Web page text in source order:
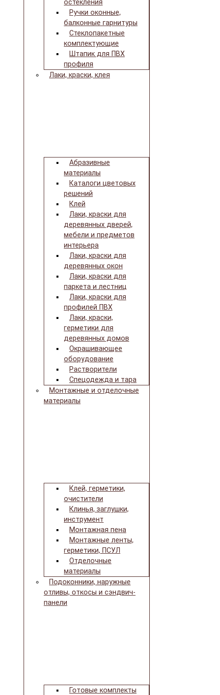
остекления
Ручки оконные,
балконные гарнитуры
Стеклопакетные
комплектующие
Штапик для ПВХ
профиля
Лаки, краски, клея
Абразивные
материалы
Каталоги цветовых
решений
Клей
Лаки, краски для
деревянных дверей,
мебели и предметов
интерьера
Лаки, краски для
деревянных окон
Лаки, краски для
паркета и лестниц
Лаки, краски для
профилей ПВХ
Лаки, краски,
герметики для
деревянных домов
Окрашивающее
оборудование
Растворители
Спецодежда и тара
Монтажные и отделочные
материалы
Клей, герметики,
очистители
Клинья, заглушки,
инструмент
Монтажная пена
Монтажные ленты,
герметики, ПСУЛ
Отделочные
материалы
Подоконники, наружные
отливы, откосы и сэндвич-
панели
Готовые комплекты